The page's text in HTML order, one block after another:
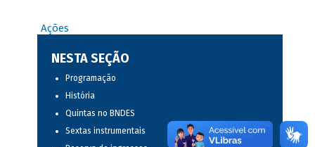
Ações
NESTA SEÇÃO
Programação
História
Quintas no BNDES
Sextas instrumentais